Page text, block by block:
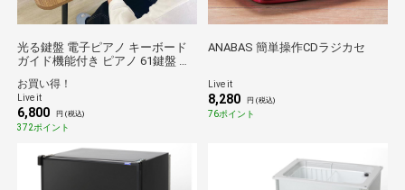
光る鍵盤 電子ピアノ キーボード
ガイド機能付き ピアノ 61鍵盤 音
マイク付き
お買い得！
Live it
6,800 円 (税込)
372ポイント
ANABAS 簡単操作CDラジカセ
Live it
8,280 円 (税込)
76ポイント